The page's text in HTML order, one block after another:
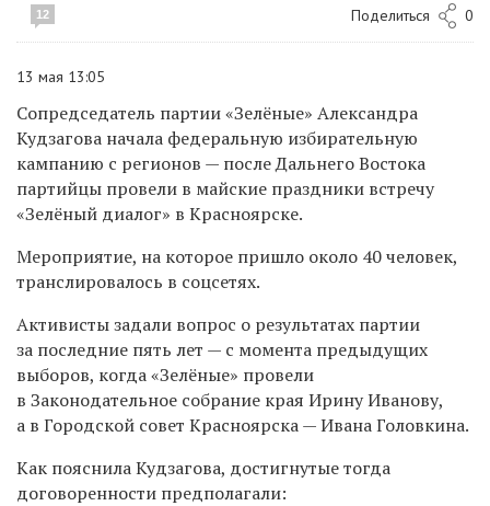
12 Поделиться 0
13 мая 13:05
Сопредседатель партии «Зелёные» Александра
Кудзагова начала федеральную избирательную
кампанию с регионов — после Дальнего Востока
партийцы провели в майские праздники встречу
«Зелёный диалог» в Красноярске.
Мероприятие, на которое пришло около 40 человек,
транслировалось в соцсетях.
Активисты задали вопрос о результатах партии
за последние пять лет — с момента предыдущих
выборов, когда «Зелёные» провели
в Законодательное собрание края Ирину Иванову,
а в Городской совет Красноярска — Ивана Головкина.
Как пояснила Кудзагова, достигнутые тогда
договоренности предполагали: